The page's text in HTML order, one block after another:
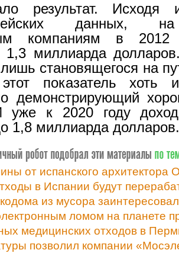
результат. Исходя
данных,
компаниям в 2012
1,3 миллиарда
становящегося на
показатель хоть
демонстрирующий
уже к 2020 году
1,8 миллиарда долларов.
от испанского архитектора
в Испании будут
из мусора
ломом на планете
медицинских отходов в
позволил компании